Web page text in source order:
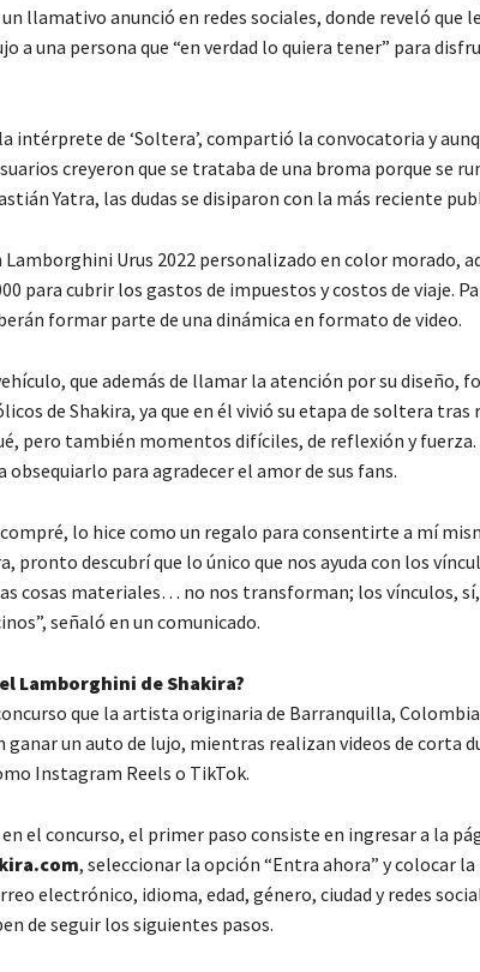
llamativo anunció en redes sociales, donde reveló que
a una persona que “en verdad lo quiera tener” para
intérprete de ‘Soltera’, compartió la convocatoria y
creyeron que se trataba de una broma porque se
Yatra, las dudas se disiparon con la más reciente
Lamborghini Urus 2022 personalizado en color morado,
para cubrir los gastos de impuestos y costos de viaje.
formar parte de una dinámica en formato de video.
que además de llamar la atención por su diseño,
de Shakira, ya que en él vivió su etapa de soltera tras
pero también momentos difíciles, de reflexión y fuerza.
obsequiarlo para agradecer el amor de sus fans.
lo hice como un regalo para consentirte a mí
pronto descubrí que lo único que nos ayuda con los
cosas materiales… no nos transforman; los vínculos,
señaló en un comunicado.
Lamborghini de Shakira?
que la artista originaria de Barranquilla,
ganar un auto de lujo, mientras realizan videos de corta
Instagram Reels o TikTok.
el concurso, el primer paso consiste en ingresar a la
, seleccionar la opción “Entra ahora” y colocar
electrónico, idioma, edad, género, ciudad y redes
de seguir los siguientes pasos.